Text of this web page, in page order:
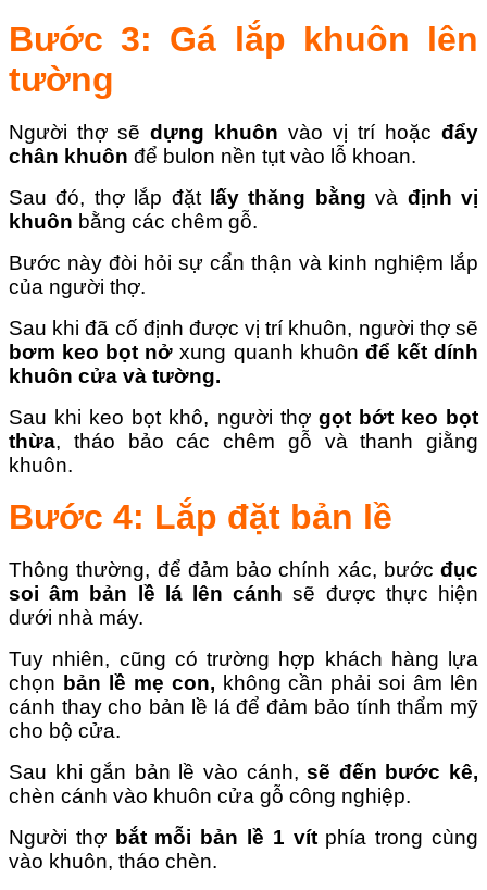
Bước 3: Gá lắp khuôn lên
tường
Người thợ sẽ dựng khuôn vào vị trí hoặc đẩy
chân khuôn để bulon nền tụt vào lỗ khoan.
Sau đó, thợ lắp đặt lấy thăng bằng và định vị
khuôn bằng các chêm gỗ.
Bước này đòi hỏi sự cẩn thận và kinh nghiệm lắp
của người thợ.
Sau khi đã cố định được vị trí khuôn, người thợ sẽ
bơm keo bọt nở xung quanh khuôn để kết dính
khuôn cửa và tường.
Sau khi keo bọt khô, người thợ gọt bớt keo bọt
thừa, tháo bảo các chêm gỗ và thanh giằng
khuôn.
Bước 4: Lắp đặt bản lề
Thông thường, để đảm bảo chính xác, bước đục
soi âm bản lề lá lên cánh sẽ được thực hiện
dưới nhà máy.
Tuy nhiên, cũng có trường hợp khách hàng lựa
chọn bản lề mẹ con, không cần phải soi âm lên
cánh thay cho bản lề lá để đảm bảo tính thẩm mỹ
cho bộ cửa.
Sau khi gắn bản lề vào cánh,sẽ đến bước kê,
chèn cánh vào khuôn cửa gỗ công nghiệp.
Người thợ bắt mỗi bản lề 1 vítphía trong cùng
vào khuôn, tháo chèn.